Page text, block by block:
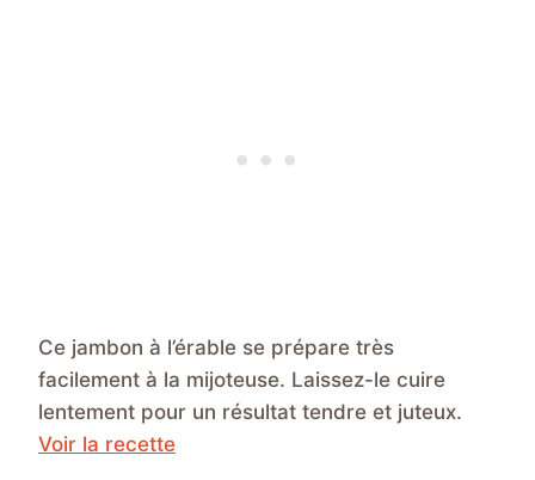
Ce jambon à l’érable se prépare très
facilement à la mijoteuse. Laissez-le cuire
lentement pour un résultat tendre et juteux.
Voir la recette